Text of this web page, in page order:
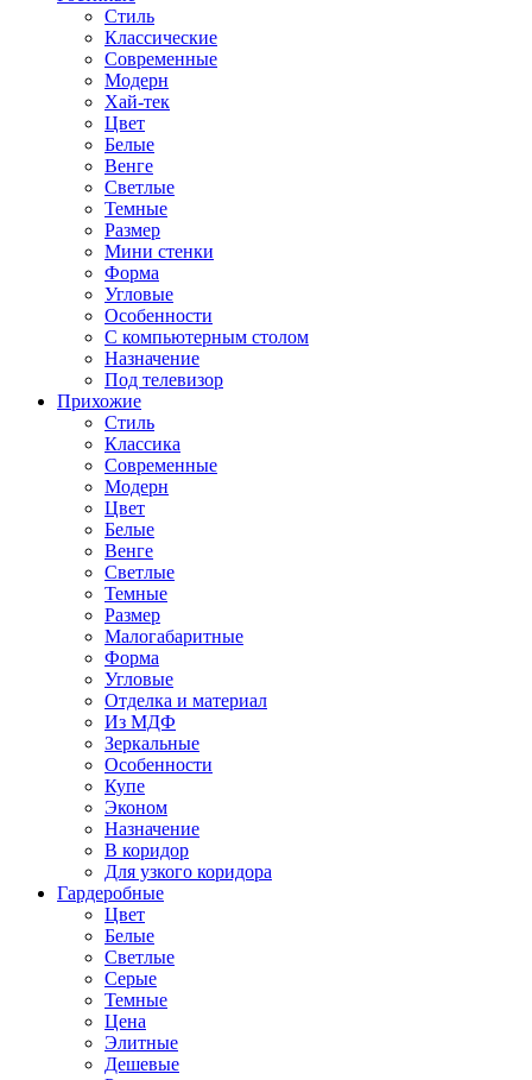
Стиль
Классические
Современные
Модерн
Хай-тек
Цвет
Белые
Венге
Светлые
Темные
Размер
Мини стенки
Форма
Угловые
Особенности
С компьютерным столом
Назначение
Под телевизор
Прихожие
Стиль
Классика
Современные
Модерн
Цвет
Белые
Венге
Светлые
Темные
Размер
Малогабаритные
Форма
Угловые
Отделка и материал
Из МДФ
Зеркальные
Особенности
Купе
Эконом
Назначение
В коридор
Для узкого коридора
Гардеробные
Цвет
Белые
Светлые
Серые
Темные
Цена
Элитные
Дешевые